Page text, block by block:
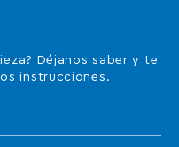
Déjanos saber y te
instrucciones.